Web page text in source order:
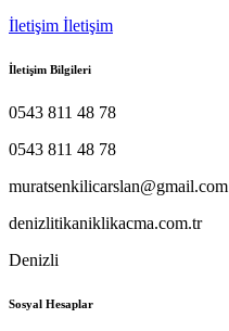
İletişim İletişim
İletişim Bilgileri
0543 811 48 78
0543 811 48 78
muratsenkilicarslan@gmail.com
denizlitikaniklikacma.com.tr
Denizli
Sosyal Hesaplar